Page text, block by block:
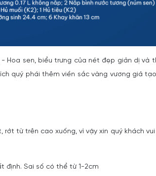
Hoa sen, biểu trưng của nét đẹp giản dị và
quý phái thêm viền sắc vàng vương giả
từ trên cao xuống, vì vậy xin quý khách
định. Sai số có thể từ 1-2cm